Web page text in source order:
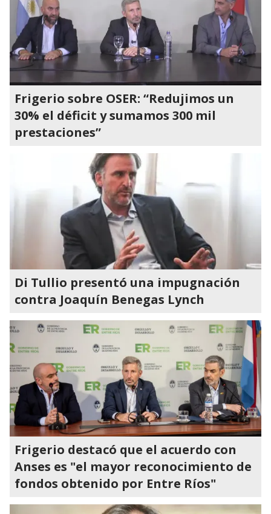
Frigerio sobre OSER: “Redujimos un
30% el déficit y sumamos 300 mil
prestaciones”
Di Tullio presentó una impugnación
contra Joaquín Benegas Lynch
Frigerio destacó que el acuerdo con
Anses es "el mayor reconocimiento de
fondos obtenido por Entre Ríos"